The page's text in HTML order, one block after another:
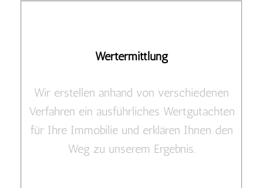
Wertermittlung
Wir erstellen anhand von verschiedenen
Verfahren ein ausführliches Wertgutachten
für Ihre Immobilie und erklären Ihnen den
Weg zu unserem Ergebnis.